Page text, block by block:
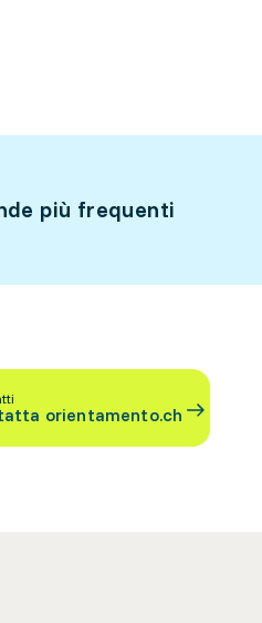
più frequenti
orientamento.ch